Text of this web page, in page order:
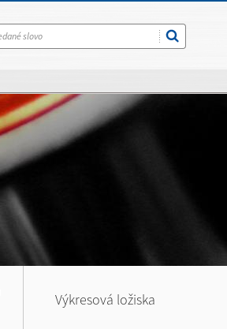
Výkresová ložiska